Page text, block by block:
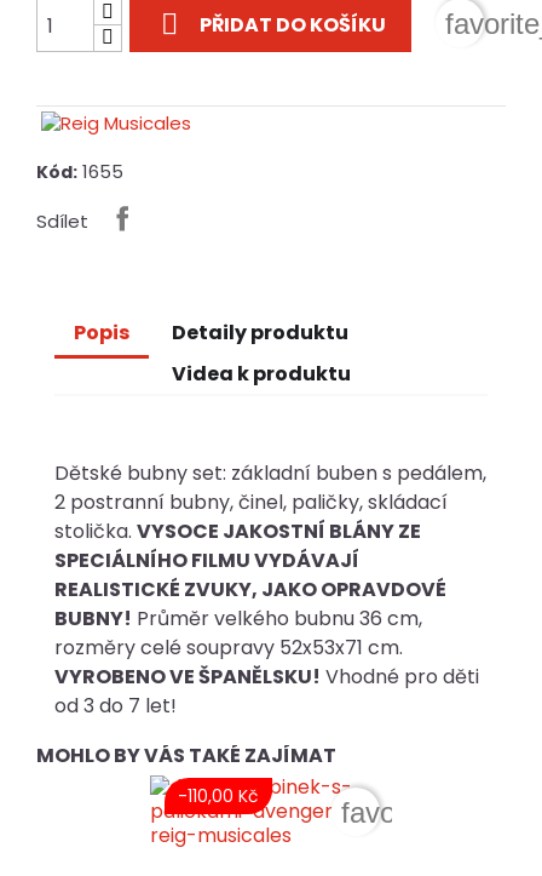
 PŘIDAT DO KOŠÍKU
Kód: 1655
Sdílet
Popis
Detaily produktu
Videa k produktu
Dětské bubny set: základní buben s pedálem,
2 postranní bubny, činel, paličky, skládací
stolička. VYSOCE JAKOSTNÍ BLÁNY ZE
SPECIÁLNÍHO FILMU VYDÁVAJÍ
REALISTICKÉ ZVUKY, JAKO OPRAVDOVÉ
BUBNY! Průměr velkého bubnu 36 cm,
rozměry celé soupravy 52x53x71 cm.
VYROBENO VE ŠPANĚLSKU! Vhodné pro děti
od 3 do 7 let!
MOHLO BY VÁS TAKÉ ZAJÍMAT
-110,00 Kč
favorite_border